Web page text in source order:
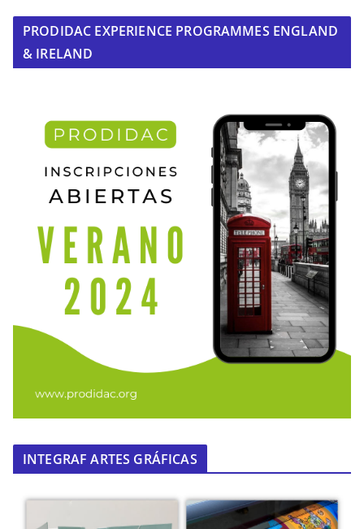
PRODIDAC EXPERIENCE PROGRAMMES ENGLAND
& IRELAND
INTEGRAF ARTES GRÁFICAS